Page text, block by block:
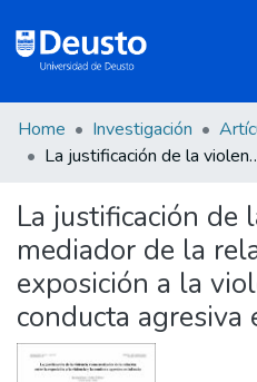
DeustoTeka
Communities
&
Collections
All of DSpace
Home Investigación
La justificación de la violencia como mediador de
La justificación de
mediador de la
exposición a la
conducta agresiva